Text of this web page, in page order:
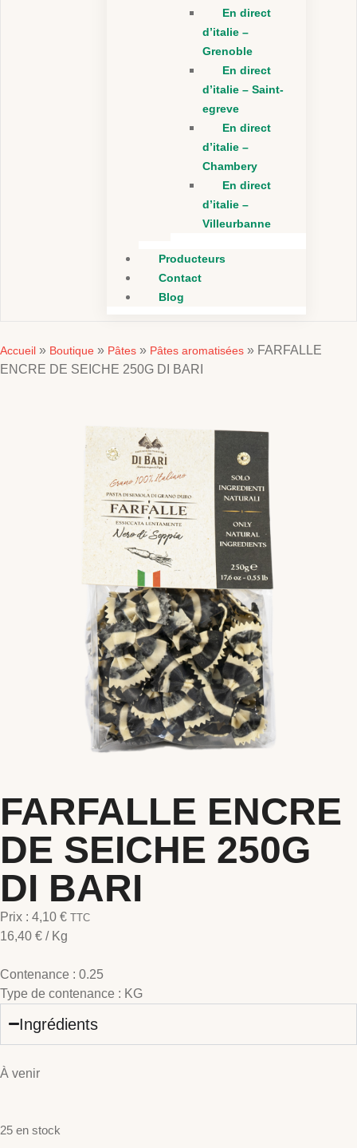
En direct
d’italie –
Grenoble
En direct
d’italie – Saint-
egreve
En direct
d’italie –
Chambery
En direct
d’italie –
Villeurbanne
Producteurs
Contact
Blog
Accueil » Boutique » Pâtes » Pâtes aromatisées » FARFALLE
ENCRE DE SEICHE 250G DI BARI
FARFALLE ENCRE
DE SEICHE 250G
DI BARI
Prix : 4,10 € TTC
16,40 € / Kg
Contenance : 0.25
Type de contenance : KG
Ingrédients
À venir
25 en stock